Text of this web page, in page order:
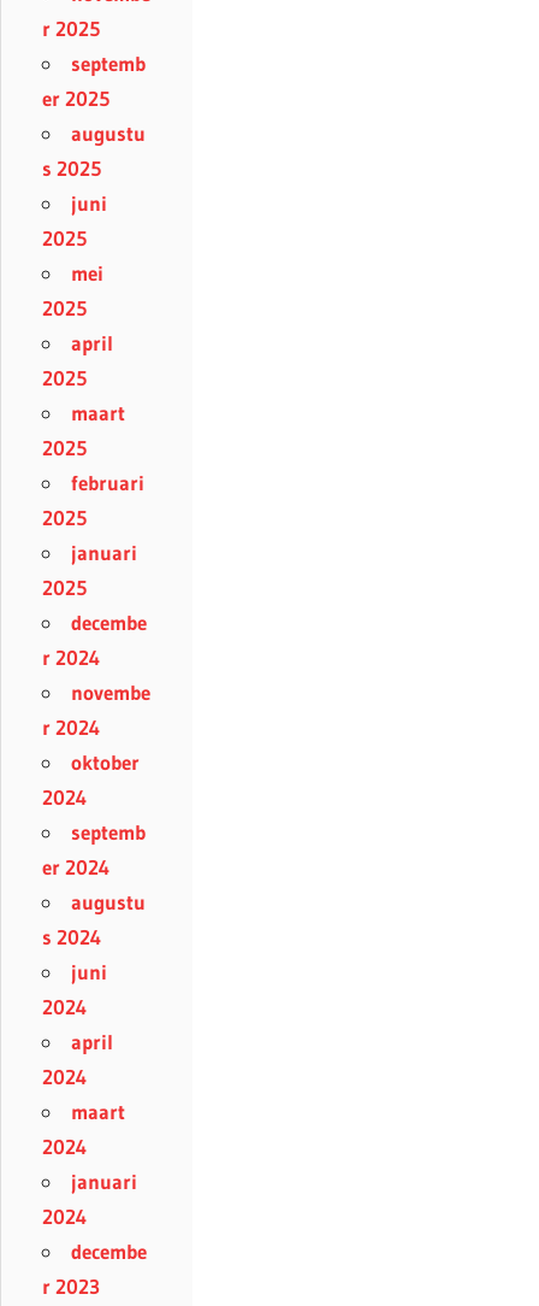
r 2025
septemb
er 2025
augustu
s 2025
juni
2025
mei
2025
april
2025
maart
2025
februari
2025
januari
2025
decembe
r 2024
novembe
r 2024
oktober
2024
septemb
er 2024
augustu
s 2024
juni
2024
april
2024
maart
2024
januari
2024
decembe
r 2023